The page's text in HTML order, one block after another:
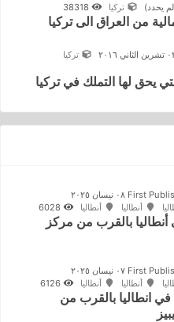
يحدد) تركيا
من العراق الى تركيا
تركيا
يحق لها التملك في تركيا
أنطاليا أنطاليا
بالقرب من مركز
أنطاليا أنطاليا
انطاليا بالقرب من